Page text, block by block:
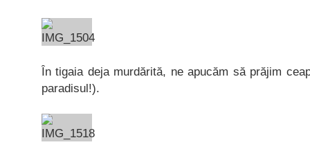
În tigaia deja murdărită, ne apucăm să prăjim
paradisul!).